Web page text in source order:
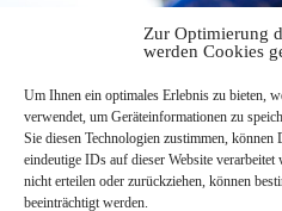
Zur Optimierung
werden Cookies
Um Ihnen ein optimales Erlebnis zu bieten,
verwendet, um Geräteinformationen zu
Sie diesen Technologien zustimmen,
eindeutige IDs auf dieser Website
nicht erteilen oder zurückziehen, können
beeinträchtigt werden.